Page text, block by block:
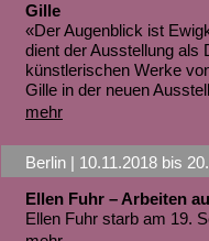
Gille
«Der Augenblick ist
dient der Ausstellung als
künstlerischen Werke
Gille in der neuen
mehr
Berlin | 10.11.2018 bis
Ellen Fuhr – Arbeiten
Ellen Fuhr starb am 19.